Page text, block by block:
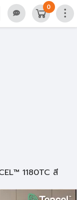
0
1180TC สี